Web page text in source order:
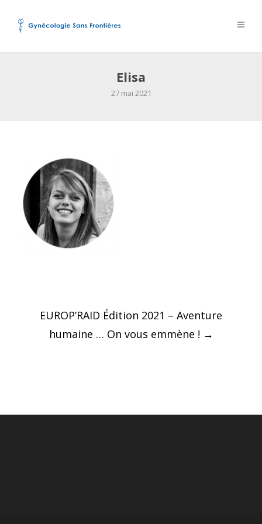
Elisa
27 mai 2021
Post
navigation
EUROP’RAID Édition 2021 – Aventure
humaine … On vous emmène ! →